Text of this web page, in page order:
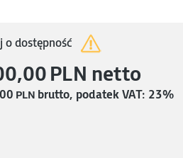
o dostępność
PLN netto
PLN brutto, podatek VAT: 23%